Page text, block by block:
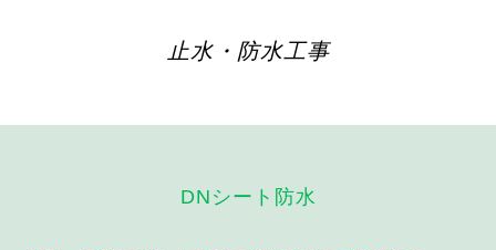
止水・防水工事
DNシート防水